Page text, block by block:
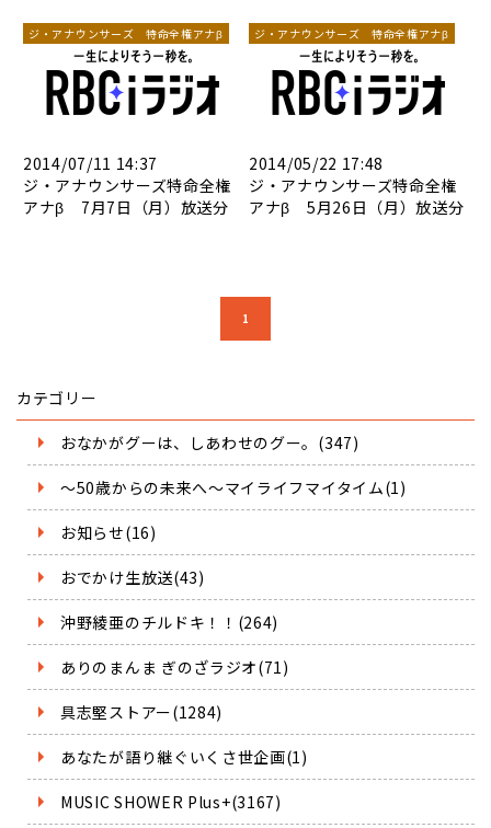
ジ・アナウンサーズ 特命全権アナβ
2014/07/11 14:37
ジ・アナウンサーズ特命全権
アナβ 7月7日（月）放送分
ジ・アナウンサーズ 特命全権アナβ
2014/05/22 17:48
ジ・アナウンサーズ特命全権
アナβ 5月26日（月）放送分
1
カテゴリー
おなかがグーは、しあわせのグー。(347)
～50歳からの未来へ～マイライフマイタイム(1)
お知らせ(16)
おでかけ生放送(43)
沖野綾亜のチルドキ！！(264)
ありのまんま ぎのざラジオ(71)
具志堅ストアー(1284)
あなたが語り継ぐいくさ世企画(1)
MUSIC SHOWER Plus+(3167)